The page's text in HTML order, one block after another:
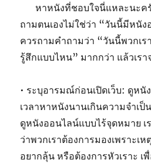
หาหนังที่ชอบใจนี่แหละนะค
ถามตนเองไม่ใช่ว่า “วันนี้มีหนัง
ควรถามคำถามว่า “วันนี้พวกเ
รู้สึกแบบไหน” มากกว่า แล้วเรา
• ระบุอารมณ์ก่อนเปิดเว็บ: ดูหนัง
เวลาหาหนังนานเกินความจำเป็
ดูหนังออนไลน์แบบไร้จุดหมาย
ว่าพวกเราต้องการมองเพราะเ
อยากลุ้น หรือต้องการหัวเราะ เ